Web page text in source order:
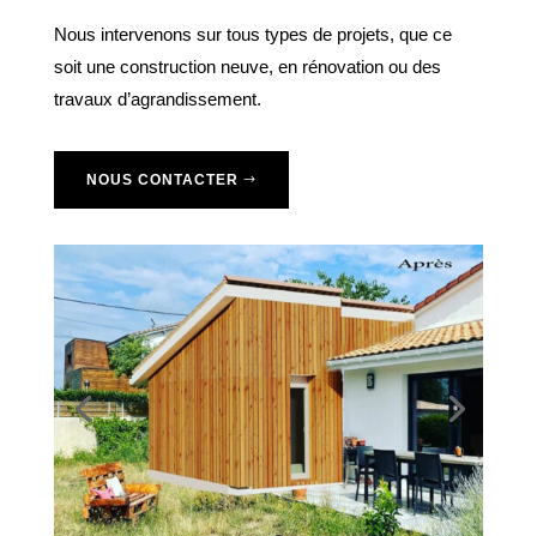
Nous intervenons sur tous types de projets, que ce
soit une construction neuve, en rénovation ou des
travaux d’agrandissement.
NOUS CONTACTER